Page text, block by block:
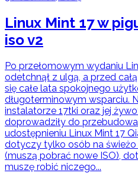
Linux Mint 17 w
iso v2
Po przełomowym wydaniu
odetchnął z ulgą, a przed
się całe lata spokojnego
długoterminowym wsparciu.
instalatorze 17tki oraz jej
doprowadziły do
udostępnieniu Linux Mint 17
dotyczy tylko osób na
(muszą pobrać nowe ISO),
muszę robić niczego...